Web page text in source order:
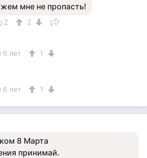
мне не пропасть!
2 2
6 лет
1
6 лет
1
8 Марта
принимай.